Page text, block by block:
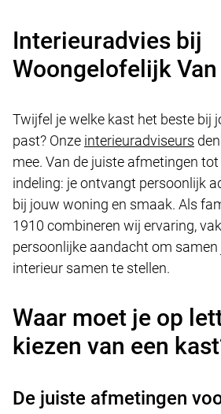
Interieuradvies bij
Woongelofelijk Van
Twijfel je welke kast het beste bij
past? Onze interieuradviseurs
mee. Van de juiste afmetingen
indeling: je ontvangt persoonlijk
bij jouw woning en smaak. Als
1910 combineren wij ervaring,
persoonlijke aandacht om
interieur samen te stellen.
Waar moet je op
kiezen van een
De juiste afmetingen